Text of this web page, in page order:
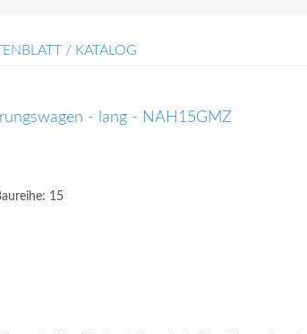
/ KATALOG
- lang - NAH15GMZ
15